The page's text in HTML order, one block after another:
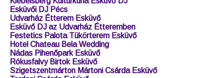
Esküvői DJ Pécs
Udvarház Étterem Esküvő
Esküvő DJ az Udvarház Étteremben
Festetics Palota Tükörterem Esküvő
Hotel Chateau Bela Wedding
Nádas Pihenőpark Esküvő
Rókusfalvy Birtok Esküvő
Szigetszentmárton Mártoni Csárda Esküvő